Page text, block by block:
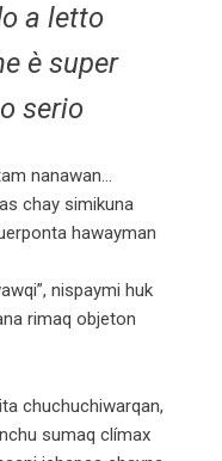
a letto
è super
serio
nanawan…
chay simikuna
hawayman
nispaymi huk
rimaq objeton
chuchuchiwarqan,
sumaq clímax